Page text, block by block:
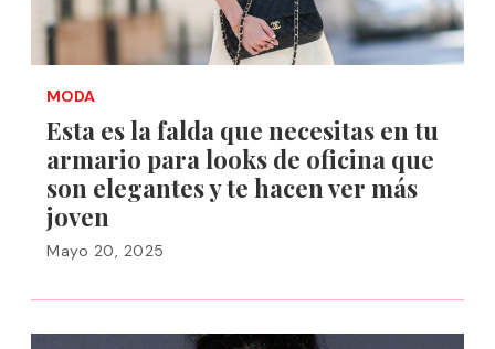
MODA
Esta es la falda que necesitas en tu
armario para looks de oficina que
son elegantes y te hacen ver más
joven
Mayo 20, 2025